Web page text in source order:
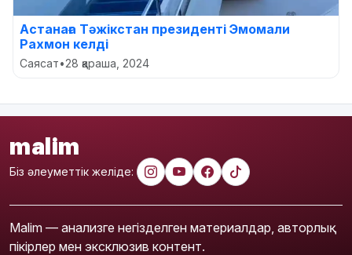
Астанаға Тәжікстан президенті Эмомали
Рахмон келді
Саясат•28 қараша, 2024
malim
Біз әлеуметтік желіде:
Malim — анализге негізделген материалдар, авторлық
пікірлер мен эксклюзив контент.